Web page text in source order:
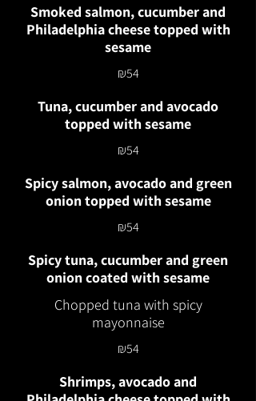
Smoked salmon, cucumber and
Philadelphia cheese topped with
sesame
₪54
Tuna, cucumber and avocado
topped with sesame
₪54
Spicy salmon, avocado and green
onion topped with sesame
₪54
Spicy tuna, cucumber and green
onion coated with sesame
Chopped tuna with spicy
mayonnaise
₪54
Shrimps, avocado and